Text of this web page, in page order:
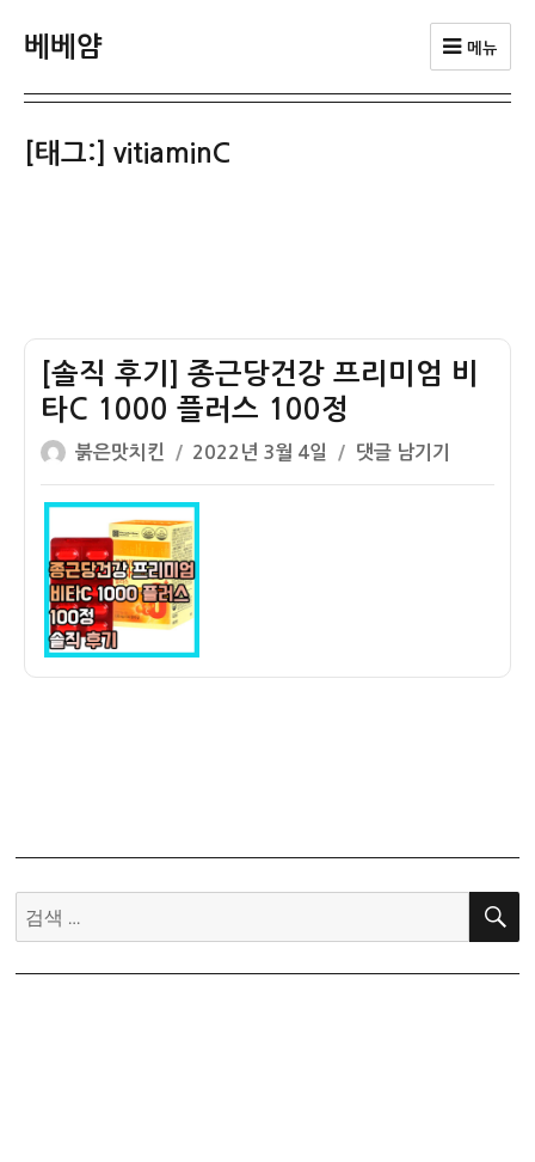
베베얌 메뉴
[태그:]vitiaminC
[솔직 후기] 종근당건강 프리미엄 비
타C 1000 플러스 100정
글
쓴
이
붉은맛치킨
작
성
일
자
2022년 3월 4일
[솔
직
댓글 남기기
검
색:
검